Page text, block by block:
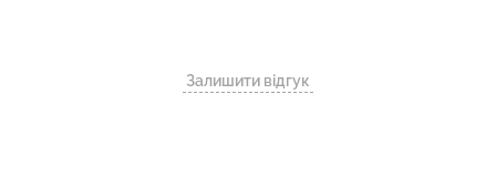
Залишити відгук